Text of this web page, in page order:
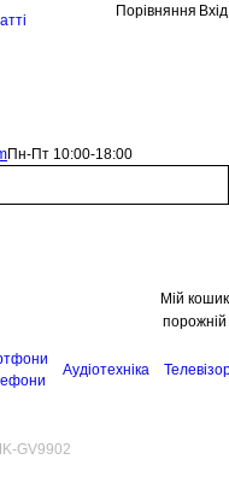
Порівняння Вхід
Пн-Пт 10:00-18:00
Мій кошик
порожній
Аудіотехніка
GV9902